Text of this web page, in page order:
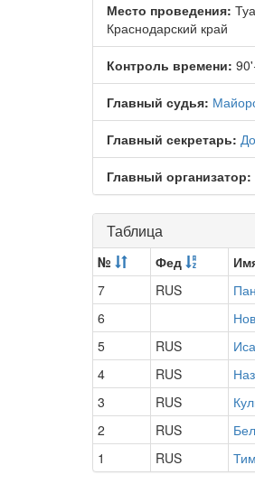
Место проведения:
Краснодарский край
Контроль времени:
Главный судья:
Главный секретарь:
Главный организатор:
Таблица
№ Фед
7
RUS
6
5
RUS
4
RUS
3
RUS
2
RUS
1
RUS